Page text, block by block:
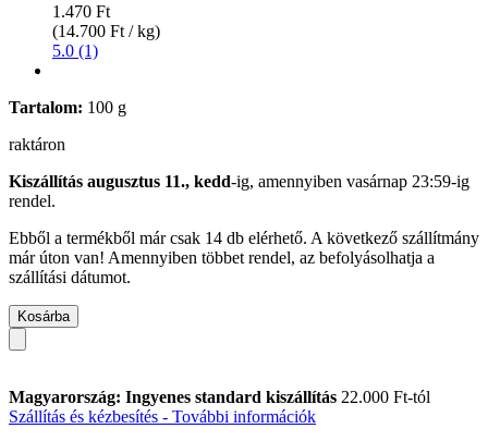
1.470 Ft
(14.700 Ft / kg)
5.0 (1)
Tartalom: 100 g
raktáron
Kiszállítás augusztus 11., kedd-ig, amennyiben vasárnap 23:59-ig
rendel.
Ebből a termékből már csak 14 db elérhető. A következő szállítmány
már úton van! Amennyiben többet rendel, az befolyásolhatja a
szállítási dátumot.
Kosárba
Magyarország: Ingyenes standard kiszállítás 22.000 Ft-tól
Szállítás és kézbesítés - További információk